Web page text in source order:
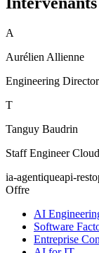
A
Aurélien Allienne
Engineering
T
Tanguy Baudrin
Staff Engineer
ia-agentiqueapi-rest
Offre
AI
Software
Entreprise